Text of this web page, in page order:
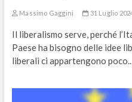
Massimo Gaggini 31 Luglio
Il liberalismo serve, perché
Paese ha bisogno delle idee
liberali ci appartengono